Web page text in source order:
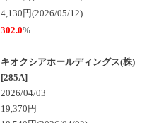
4,130円(2026/05/12)
302.0%
キオクシアホールディングス(株)
[285A]
2026/04/03
19,370円